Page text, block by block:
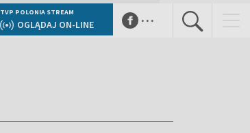
TVP POLONIA STREAM
OGLĄDAJ ON-LINE ...